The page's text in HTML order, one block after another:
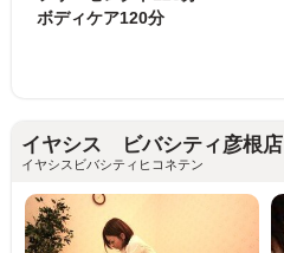
ボディケア120分
イヤシス ビバシティ彦根店
イヤシスビバシティヒコネテン